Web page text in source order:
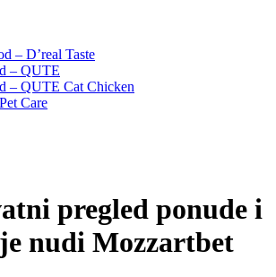
– D’real Taste
– QUTE
– QUTE Cat Chicken
Care
pregled ponude i
nudi Mozzartbet